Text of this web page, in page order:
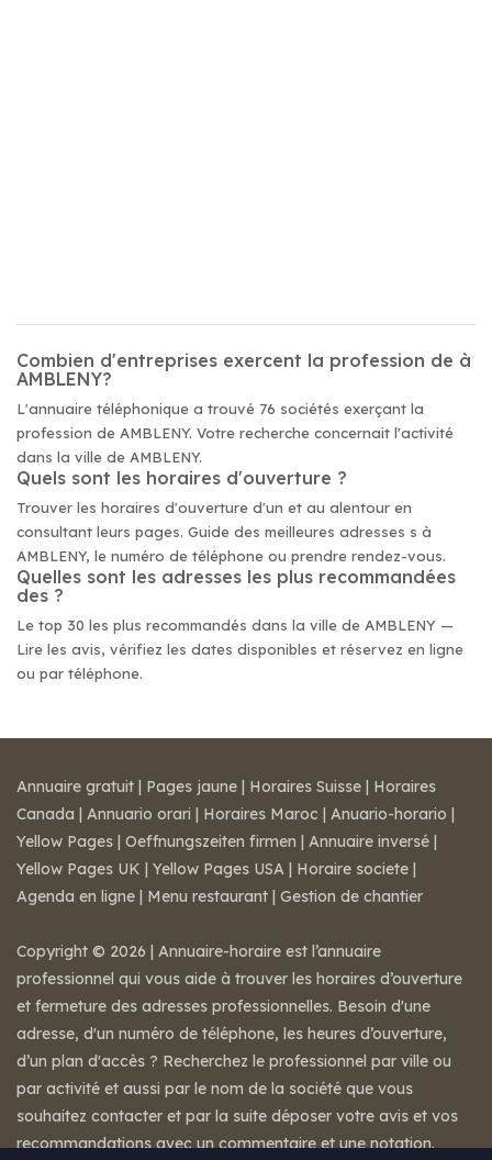
Combien d'entreprises exercent la profession de à
AMBLENY?
L'annuaire téléphonique a trouvé 76 sociétés exerçant la
profession de AMBLENY. Votre recherche concernait l'activité
dans la ville de AMBLENY.
Quels sont les horaires d'ouverture ?
Trouver les horaires d'ouverture d'un et au alentour en
consultant leurs pages. Guide des meilleures adresses s à
AMBLENY, le numéro de téléphone ou prendre rendez-vous.
Quelles sont les adresses les plus recommandées
des ?
Le top 30 les plus recommandés dans la ville de AMBLENY —
Lire les avis, vérifiez les dates disponibles et réservez en ligne
ou par téléphone.
Annuaire gratuit | Pages jaune | Horaires Suisse | Horaires
Canada | Annuario orari | Horaires Maroc | Anuario-horario |
Yellow Pages | Oeffnungszeiten firmen | Annuaire inversé |
Yellow Pages UK | Yellow Pages USA | Horaire societe |
Agenda en ligne | Menu restaurant | Gestion de chantier
Copyright © 2026 | Annuaire-horaire est l’annuaire
professionnel qui vous aide à trouver les horaires d’ouverture
et fermeture des adresses professionnelles. Besoin d'une
adresse, d'un numéro de téléphone, les heures d’ouverture,
d’un plan d'accès ? Recherchez le professionnel par ville ou
par activité et aussi par le nom de la société que vous
souhaitez contacter et par la suite déposer votre avis et vos
recommandations avec un commentaire et une notation.